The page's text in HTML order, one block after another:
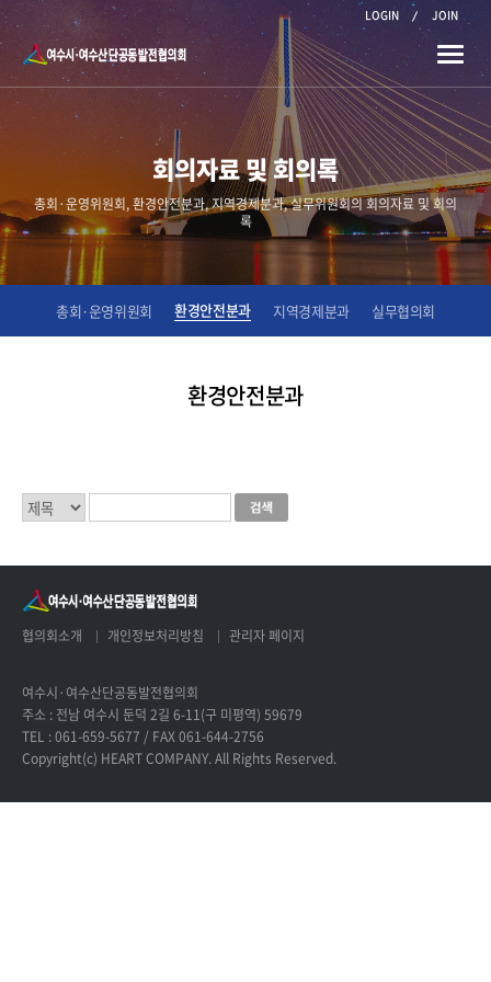
LOGIN JOIN
Toggle
회의자료 및 회의록
총회·운영위원회, 환경안전분과, 지역경제분과, 실무위원회의 회의자료 및 회의
록
총회·운영위원회 환경안전분과 지역경제분과 실무협의회
환경안전분과
협의회소개 개인정보처리방침 관리자 페이지
여수시·여수산단공동발전협의회
주소 : 전남 여수시 둔덕 2길 6-11(구 미평역) 59679
TEL : 061-659-5677 / FAX 061-644-2756
Copyright(c) HEART COMPANY. All Rights Reserved.